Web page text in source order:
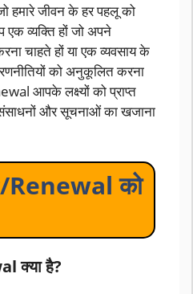
हमारे जीवन के हर पहलू को
एक व्यक्ति हों जो अपने
चाहते हों या एक व्यवसाय के
रणनीतियों को अनुकूलित करना
आपके लक्ष्यों को प्राप्त
और सूचनाओं का खजाना
को
क्या है?